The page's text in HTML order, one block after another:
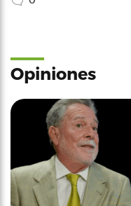
Opiniones